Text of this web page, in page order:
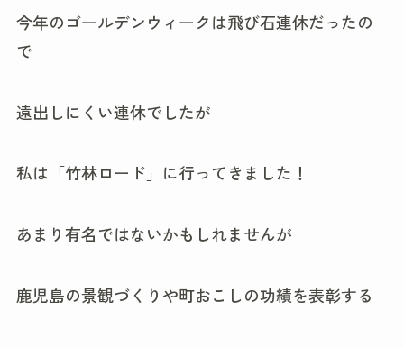
今年のゴールデンウィークは飛び石連休だったの
で
遠出しにくい連休でしたが
私は「竹林ロード」に行ってきました！
あまり有名ではないかもしれませんが
鹿児島の景観づくりや町おこしの功績を表彰する